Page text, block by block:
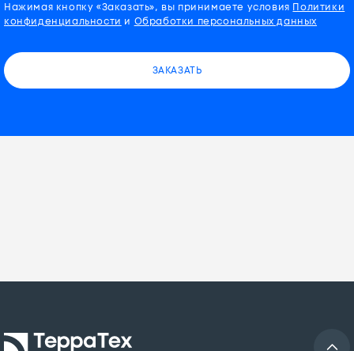
Нажимая кнопку «Заказать», вы принимаете условия Политики
конфиденциальности и Обработки персональных данных
ЗАКАЗАТЬ